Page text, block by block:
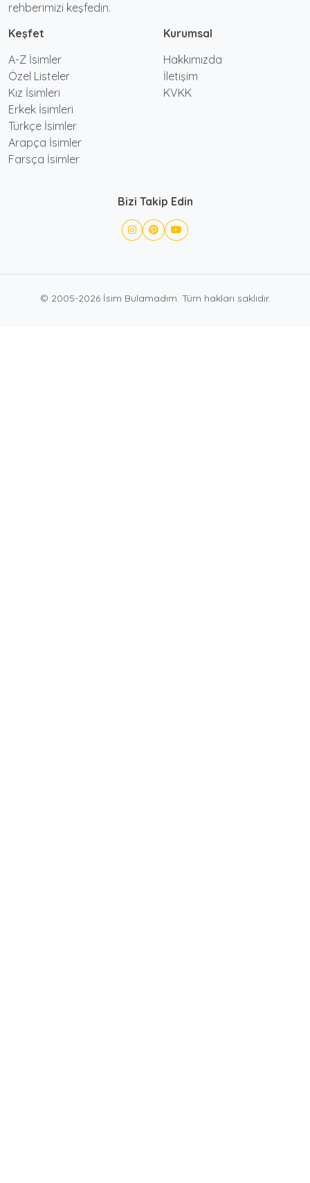
rehberimizi keşfedin.
Keşfet
A-Z İsimler
Özel Listeler
Kız İsimleri
Erkek İsimleri
Türkçe İsimler
Arapça İsimler
Farsça İsimler
Kurumsal
Hakkımızda
İletişim
KVKK
Bizi Takip Edin
© 2005-2026 İsim Bulamadım. Tüm hakları saklıdır.